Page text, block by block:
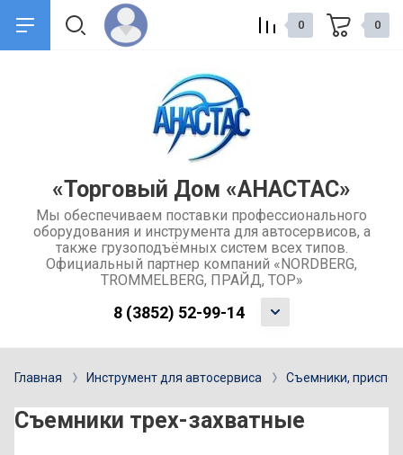
Контакты
Отзывы
Учредительные документы
Сервис и поддержка
Обмен и возврат товара
Каталоги
Ремонт и услуги
Гарантия
«Торговый Дом «АНАСТАС»
Мы обеспечиваем поставки профессионального
оборудования и инструмента для автосервисов, а
также грузоподъёмных систем всех типов.
Официальный партнер компаний «NORDBERG,
TROMMELBERG, ПРАЙД, ТОР»
8 (3852) 52-99-14
0 0
Главная Инструмент для автосервиса Съемники,
Съемники трех-захватные